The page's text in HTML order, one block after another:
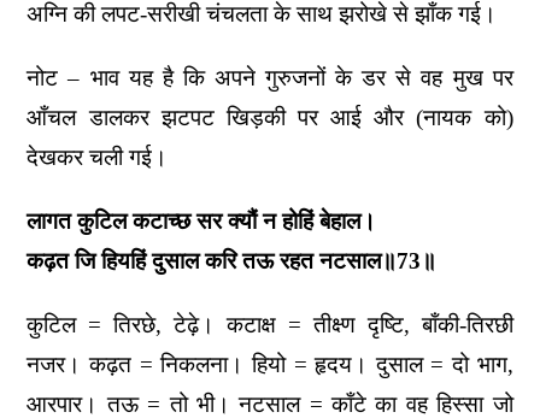
अग्नि की लपट-सरीखी चंचलता के साथ झरोखे से झाँक गई।
नोट – भाव यह है कि अपने गुरुजनों के डर से वह मुख पर
आँचल डालकर झटपट खिड़की पर आई और (नायक को)
देखकर चली गई।
लागत कुटिल कटाच्छ सर क्यौं न होहिं बेहाल।
कढ़त जि हियहिं दुसाल करि तऊ रहत नटसाल॥73॥
कुटिल = तिरछे, टेढ़े। कटाक्ष = तीक्ष्ण दृष्टि, बाँकी-तिरछी
नजर। कढ़त = निकलना। हियो = हृदय। दुसाल = दो भाग,
आरपार। तऊ = तो भी। नटसाल = काँटे का वह हिस्सा जो